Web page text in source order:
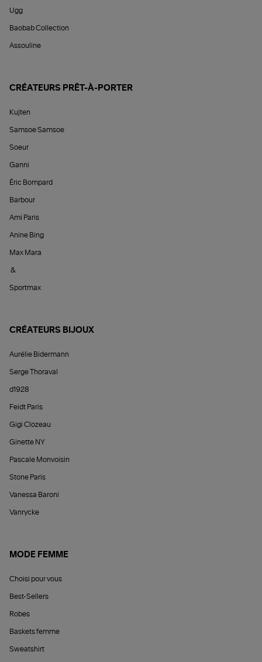
Ugg
Baobab Collection
Assouline
CRÉATEURS PRÊT-À-PORTER
Kujten
Samsoe Samsoe
Soeur
Ganni
Éric Bompard
Barbour
Ami Paris
Anine Bing
Max Mara
&
Sportmax
CRÉATEURS BIJOUX
Aurélie Bidermann
Serge Thoraval
d1928
Feidt Paris
Gigi Clozeau
Ginette NY
Pascale Monvoisin
Stone Paris
Vanessa Baroni
Vanrycke
MODE FEMME
Choisi pour vous
Best-Sellers
Robes
Baskets femme
Sweatshirt